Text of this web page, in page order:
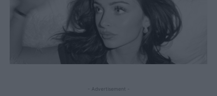
- Advertisement -